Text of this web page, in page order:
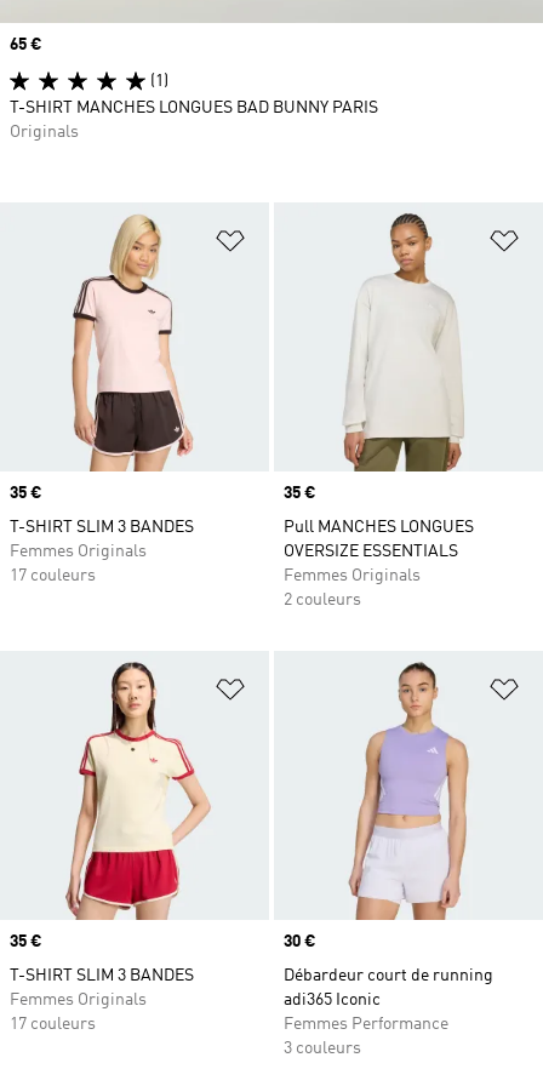
Ajouter à la Liste de produits
Prix
35 €
T-SHIRT SLIM 3 BANDES
Femmes Originals
17 couleurs
Prix
35 €
Pull MANCHES LONGUES
OVERSIZE ESSENTIALS
Femmes Originals
2 couleurs
Ajouter à la Liste de produits
Prix
35 €
T-SHIRT SLIM 3 BANDES
Femmes Originals
17 couleurs
Prix
30 €
Débardeur court de running
adi365 Iconic
Femmes Performance
3 couleurs
Prix
65 €
(1)
T-SHIRT MANCHES LONGUES BAD BUNNY PARIS
Originals